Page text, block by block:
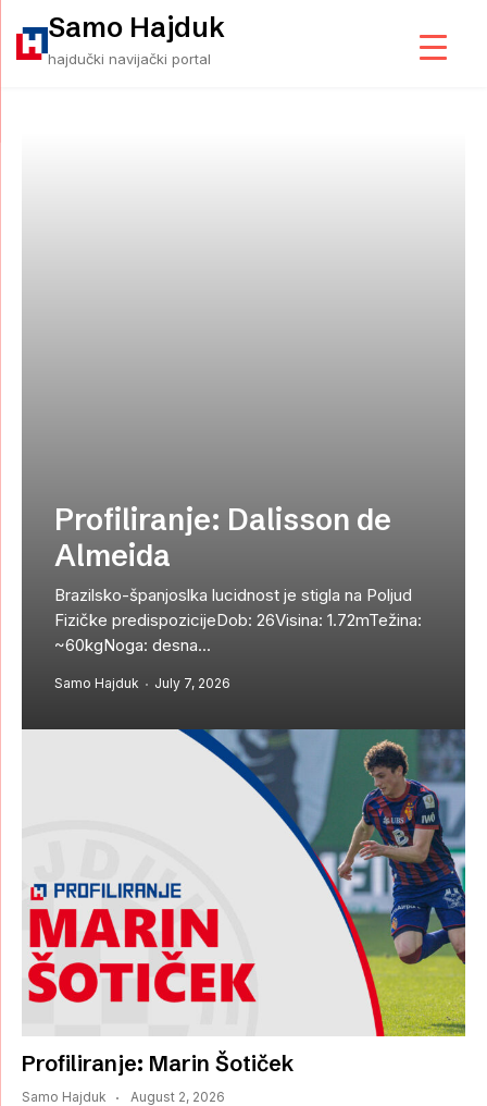
Samo Hajduk
hajdučki navijački portal
Profiliranje: Dalisson de
Almeida
Brazilsko-španjoslka lucidnost je stigla na Poljud
Fizičke predispozicijeDob: 26Visina: 1.72mTežina:
~60kgNoga: desna...
Samo Hajduk July 7, 2026
Profiliranje: Marin Šotiček
Samo Hajduk August 2, 2026